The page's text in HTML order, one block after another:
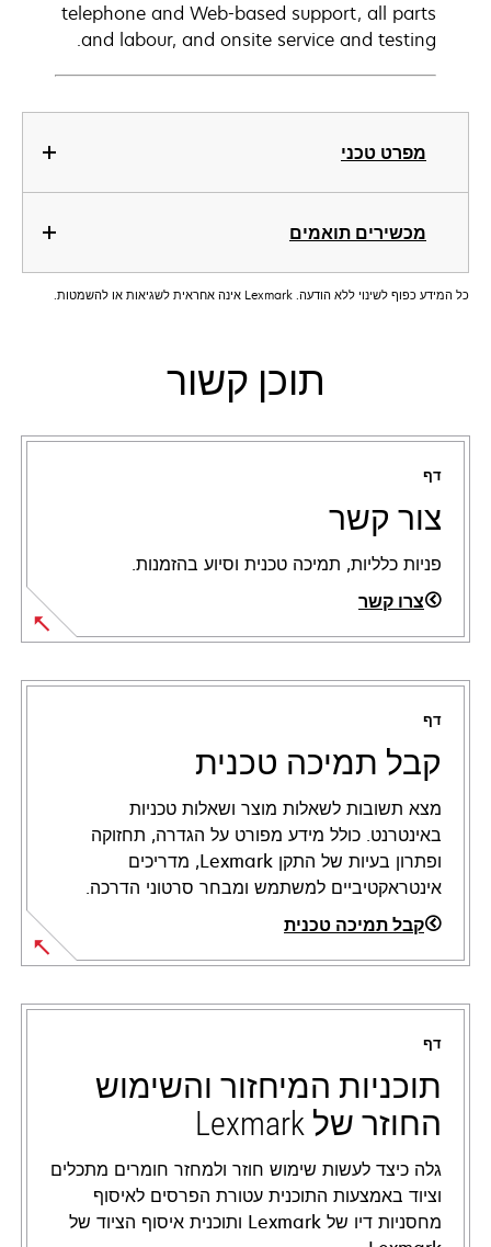
מפרט טכני
מכשירים תואמים
telephone and Web-based support, all parts
and labour, and onsite service and testing.
כל המידע כפוף לשינוי ללא הודעה. Lexmark אינה אחראית לשגיאות או להשמטות.
תוכן קשור
דף
צור קשר
פניות כלליות, תמיכה טכנית וסיוע בהזמנות.
צרו קשר
דף
קבל תמיכה טכנית
מצא תשובות לשאלות מוצר ושאלות טכניות
באינטרנט. כולל מידע מפורט על הגדרה, תחזוקה
ופתרון בעיות של התקן Lexmark, מדריכים
אינטראקטיביים למשתמש ומבחר סרטוני הדרכה.
קבל תמיכה טכנית
opens
in
new
tab
דף
תוכניות המיחזור והשימוש
החוזר של Lexmark
גלה כיצד לעשות שימוש חוזר ולמחזר חומרים מתכלים
וציוד באמצעות התוכנית עטורת הפרסים לאיסוף
מחסניות דיו של Lexmark ותוכנית איסוף הציוד של